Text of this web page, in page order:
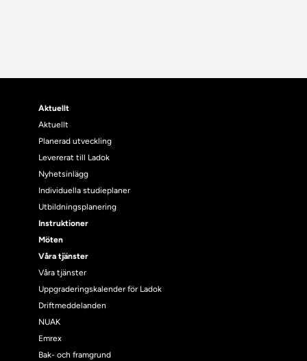
Aktuellt
Aktuellt
Planerad utveckling
Levererat till Ladok
Nyhetsinlägg
Individuella studieplaner
Utbildningsplanering
Instruktioner
Möten
Våra tjänster
Våra tjänster
Uppgraderingskalender för Ladok
Driftmeddelanden
NUAK
Emrex
Bak- och framgrund